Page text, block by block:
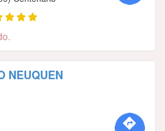
NEUQUEN